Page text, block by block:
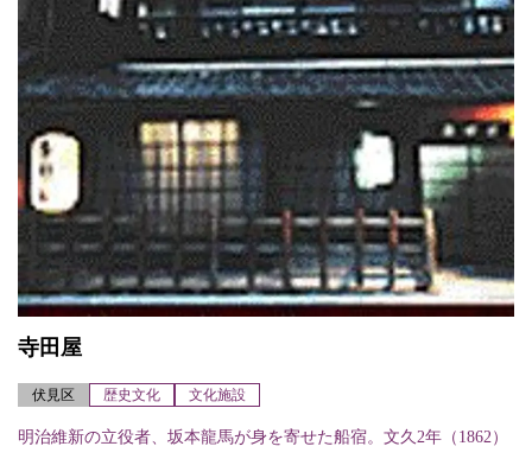
寺田屋
伏見区 歴史文化 文化施設
明治維新の立役者、坂本龍馬が身を寄せた船宿。文久2年（1862）